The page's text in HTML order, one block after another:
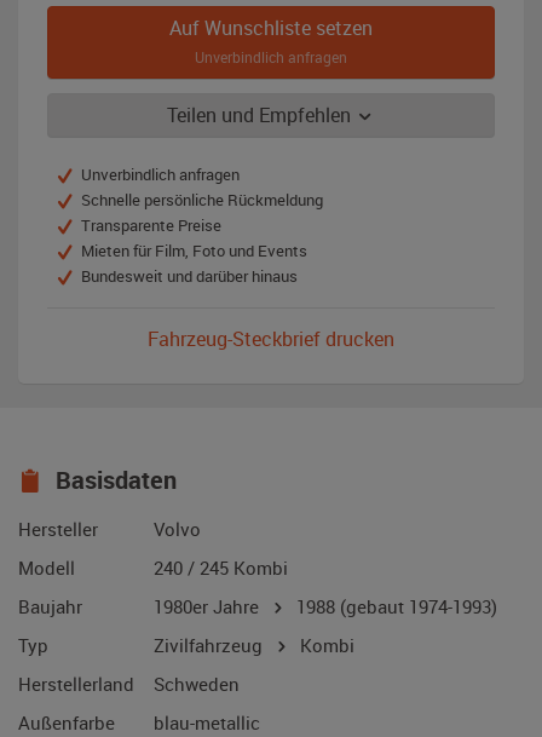
Auf Wunschliste setzen
Unverbindlich anfragen
Teilen und Empfehlen
Unverbindlich anfragen
Schnelle persönliche Rückmeldung
Transparente Preise
Mieten für Film, Foto und Events
Bundesweit und darüber hinaus
Fahrzeug-Steckbrief drucken
Basisdaten
Hersteller
Volvo
Modell
240 / 245 Kombi
Baujahr
1980er Jahre 1988 (gebaut 1974-1993)
Typ
Zivilfahrzeug
Kombi
Herstellerland
Schweden
Außenfarbe
blau-metallic